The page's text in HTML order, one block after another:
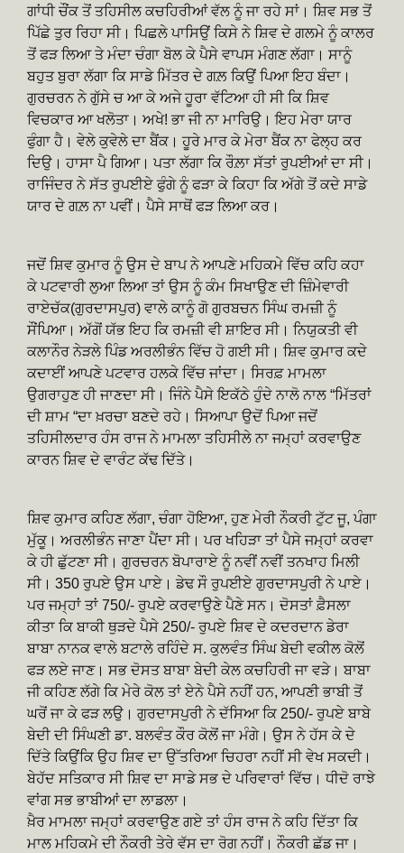
ਗਾਂਧੀ ਚੌਂਕ ਤੋਂ ਤਹਿਸੀਲ ਕਚਹਿਰੀਆਂ ਵੱਲ ਨੂੰ ਜਾ ਰਹੇ ਸਾਂ। ਸ਼ਿਵ ਸਭ ਤੋਂ
ਪਿੱਛੇ ਤੁਰ ਰਿਹਾ ਸੀ। ਪਿਛਲੇ ਪਾਸਿਉਂ ਕਿਸੇ ਨੇ ਸ਼ਿਵ ਦੇ ਗਲਮੇ ਨੂੰ ਕਾਲਰ
ਤੋਂ ਫੜ ਲਿਆ ਤੇ ਮੰਦਾ ਚੰਗਾ ਬੋਲ ਕੇ ਪੈਸੇ ਵਾਪਸ ਮੰਗਣ ਲੱਗਾ। ਸਾਨੂੰ
ਬਹੁਤ ਬੁਰਾ ਲੱਗਾ ਕਿ ਸਾਡੇ ਮਿੱਤਰ ਦੇ ਗਲ਼ ਕਿਉਂ ਪਿਆ ਇਹ ਬੰਦਾ।
ਗੁਰਚਰਨ ਨੇ ਗੁੱਸੇ ਚ ਆ ਕੇ ਅਜੇ ਹੂਰਾ ਵੱਟਿਆ ਹੀ ਸੀ ਕਿ ਸ਼ਿਵ
ਵਿਚਕਾਰ ਆ ਖਲੋਤਾ। ਅਖੇ! ਭਾ ਜੀ ਨਾ ਮਾਰਿਉ। ਇਹ ਮੇਰਾ ਯਾਰ
ਫੁੰਗਾ ਹੈ। ਵੇਲੇ ਕੁਵੇਲੇ ਦਾ ਬੈਂਕ। ਹੂਰੇ ਮਾਰ ਕੇ ਮੇਰਾ ਬੈਂਕ ਨਾ ਫੇਲ੍ਹ ਕਰ
ਦਿਉ। ਹਾਸਾ ਪੈ ਗਿਆ। ਪਤਾ ਲੱਗਾ ਕਿ ਰੌਲ਼ਾ ਸੱਤਾਂ ਰੁਪਈਆਂ ਦਾ ਸੀ।
ਰਾਜਿੰਦਰ ਨੇ ਸੱਤ ਰੁਪਈਏ ਫੁੰਗੇ ਨੂੰ ਫੜਾ ਕੇ ਕਿਹਾ ਕਿ ਅੱਗੇ ਤੋਂ ਕਦੇ ਸਾਡੇ
ਯਾਰ ਦੇ ਗਲ਼ ਨਾ ਪਵੀਂ। ਪੈਸੇ ਸਾਥੋਂ ਫੜ ਲਿਆ ਕਰ।
ਜਦੋਂ ਸ਼ਿਵ ਕੁਮਾਰ ਨੂੰ ਉਸ ਦੇ ਬਾਪ ਨੇ ਆਪਣੇ ਮਹਿਕਮੇ ਵਿੱਚ ਕਹਿ ਕਹਾ
ਕੇ ਪਟਵਾਰੀ ਲੁਆ ਲਿਆ ਤਾਂ ਉਸ ਨੂੰ ਕੰਮ ਸਿਖਾਉਣ ਦੀ ਜ਼ਿੰਮੇਵਾਰੀ
ਰਾਏਚੱਕ(ਗੁਰਦਾਸਪੁਰ) ਵਾਲੇ ਕਾਨੂੰ ਗੋ ਗੁਰਬਚਨ ਸਿੰਘ ਰਮਜ਼ੀ ਨੂੰ
ਸੌਂਪਿਆ। ਅੱਗੋਂ ਯੱਭ ਇਹ ਕਿ ਰਮਜ਼ੀ ਵੀ ਸ਼ਾਇਰ ਸੀ। ਨਿਯੁਕਤੀ ਵੀ
ਕਲਾਨੌਰ ਨੇੜਲੇ ਪਿੰਡ ਅਰਲੀਭੰਨ ਵਿੱਚ ਹੋ ਗਈ ਸੀ। ਸ਼ਿਵ ਕੁਮਾਰ ਕਦੇ
ਕਦਾਈਂ ਆਪਣੇ ਪਟਵਾਰ ਹਲਕੇ ਵਿੱਚ ਜਾਂਦਾ। ਸਿਰਫ਼ ਮਾਮਲਾ
ਉਗਰਾਹੁਣ ਹੀ ਜਾਣਦਾ ਸੀ। ਜਿੰਨੇ ਪੈਸੇ ਇਕੱਠੇ ਹੁੰਦੇ ਨਾਲੋ ਨਾਲ “ਮਿੱਤਰਾਂ
ਦੀ ਸ਼ਾਮ “ਦਾ ਖ਼ਰਚਾ ਬਣਦੇ ਰਹੇ। ਸਿਆਪਾ ਉਦੋਂ ਪਿਆ ਜਦੋਂ
ਤਹਿਸੀਲਦਾਰ ਹੰਸ ਰਾਜ ਨੇ ਮਾਮਲਾ ਤਹਿਸੀਲੇ ਨਾ ਜਮ੍ਹਾਂ ਕਰਵਾਉਣ
ਕਾਰਨ ਸ਼ਿਵ ਦੇ ਵਾਰੰਟ ਕੱਢ ਦਿੱਤੇ।
ਸ਼ਿਵ ਕੁਮਾਰ ਕਹਿਣ ਲੱਗਾ, ਚੰਗਾ ਹੋਇਆ, ਹੁਣ ਮੇਰੀ ਨੌਕਰੀ ਟੁੱਟ ਜੂ, ਪੰਗਾ
ਮੁੱਕੂ। ਅਰਲੀਭੰਨ ਜਾਣਾ ਪੈਂਦਾ ਸੀ। ਪਰ ਖਹਿੜਾ ਤਾਂ ਪੈਸੇ ਜਮ੍ਹਾਂ ਕਰਵਾ
ਕੇ ਹੀ ਛੁੱਟਣਾ ਸੀ। ਗੁਰਚਰਨ ਬੋਪਾਰਾਏ ਨੂੰ ਨਵੀਂ ਨਵੀਂ ਤਨਖਾਹ ਮਿਲੀ
ਸੀ। 350 ਰੁਪਏ ਉਸ ਪਾਏ। ਡੇਢ ਸੌ ਰੁਪਈਏ ਗੁਰਦਾਸਪੁਰੀ ਨੇ ਪਾਏ।
ਪਰ ਜਮ੍ਹਾਂ ਤਾਂ 750/- ਰੁਪਏ ਕਰਵਾਉਣੇ ਪੈਣੇ ਸਨ। ਦੋਸਤਾਂ ਫ਼ੈਸਲਾ
ਕੀਤਾ ਕਿ ਬਾਕੀ ਥੁੜਦੇ ਪੈਸੇ 250/- ਰੁਪਏ ਸ਼ਿਵ ਦੇ ਕਦਰਦਾਨ ਡੇਰਾ
ਬਾਬਾ ਨਾਨਕ ਵਾਲੇ ਬਟਾਲੇ ਰਹਿੰਦੇ ਸ. ਕੁਲਵੰਤ ਸਿੰਘ ਬੇਦੀ ਵਕੀਲ ਕੋਲੋਂ
ਫੜ ਲਏ ਜਾਣ। ਸਭ ਦੋਸਤ ਬਾਬਾ ਬੇਦੀ ਕੇਲ ਕਚਹਿਰੀ ਜਾ ਵੜੇ। ਬਾਬਾ
ਜੀ ਕਹਿਣ ਲੱਗੇ ਕਿ ਮੇਰੇ ਕੋਲ ਤਾਂ ਏਨੇ ਪੈਸੇ ਨਹੀਂ ਹਨ, ਆਪਣੀ ਭਾਬੀ ਤੋਂ
ਘਰੋਂ ਜਾ ਕੇ ਫੜ ਲਉ। ਗੁਰਦਾਸਪੁਰੀ ਨੇ ਦੱਸਿਆ ਕਿ 250/- ਰੁਪਏ ਬਾਬੇ
ਬੇਦੀ ਦੀ ਸਿੰਘਣੀ ਡਾ. ਬਲਵੰਤ ਕੌਰ ਕੋਲੋਂ ਜਾ ਮੰਗੇ। ਉਸ ਨੇ ਹੱਸ ਕੇ ਦੇ
ਦਿੱਤੇ ਕਿਉਂਕਿ ਉਹ ਸ਼ਿਵ ਦਾ ਉੱਤਰਿਆ ਚਿਹਰਾ ਨਹੀਂ ਸੀ ਵੇਖ ਸਕਦੀ।
ਬੇਹੱਦ ਸਤਿਕਾਰ ਸੀ ਸ਼ਿਵ ਦਾ ਸਾਡੇ ਸਭ ਦੇ ਪਰਿਵਾਰਾਂ ਵਿੱਚ। ਧੀਦੋ ਰਾਝੇ
ਵਾਂਗ ਸਭ ਭਾਬੀਆਂ ਦਾ ਲਾਡਲਾ।
ਖ਼ੈਰ ਮਾਮਲਾ ਜਮ੍ਹਾਂ ਕਰਵਾਉਣ ਗਏ ਤਾਂ ਹੰਸ ਰਾਜ ਨੇ ਕਹਿ ਦਿੱਤਾ ਕਿ
ਮਾਲ ਮਹਿਕਮੇ ਦੀ ਨੌਕਰੀ ਤੇਰੇ ਵੱਸ ਦਾ ਰੋਗ ਨਹੀਂ। ਨੌਕਰੀ ਛੱਡ ਜਾ।